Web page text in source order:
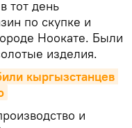
тот день
по скупке и
Ноокате. Были
изделия.
кыргызстанцев
и